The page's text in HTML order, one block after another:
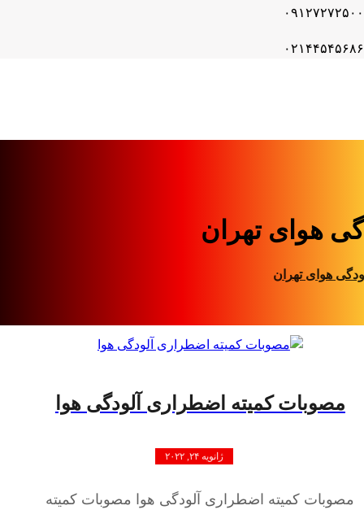
۰۹۱۲۷۲۷۲۵۰۰
۰۲۱۴۴۵۴۵۶۸۶
هوای تهران
هوای تهران
مصوبات کمیته اضطراری آلودگی هوا
ژانویه ۲۴, ۲۰۲۲
مصوبات کمیته اضطراری آلودگی هوا مصوبات کمیته